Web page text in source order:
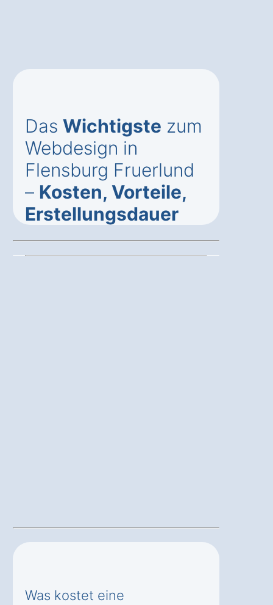
Das Wichtigste zum
Webdesign in
Flensburg Fruerlund
– Kosten, Vorteile,
Erstellungsdauer
Was kostet eine